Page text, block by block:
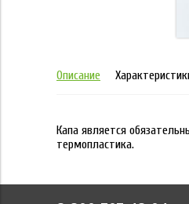
Описание
Капа является
термопластика.